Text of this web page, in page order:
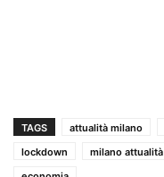
TAGS attualità milano
lockdown
milano attualità